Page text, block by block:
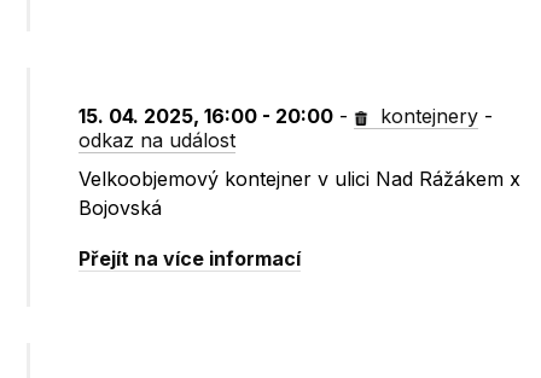
15. 04. 2025, 16:00 - 20:00 - kontejnery -
odkaz na událost
Velkoobjemový kontejner v ulici Nad Rážákem x
Bojovská
Přejít na více informací